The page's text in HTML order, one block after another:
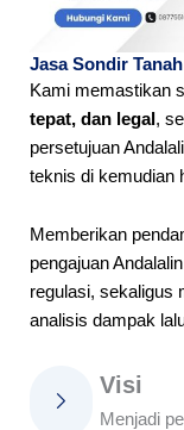
Jasa Sondir Tanah
Kami memastikan
tepat, dan legal ,
persetujuan
teknis di kemudian
Memberikan
pengajuan
regulasi, sekaligus
analisis dampak
Visi
Menjadi